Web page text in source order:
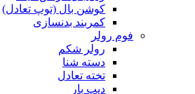
کوشن بال (توپ تعادل)
کمربند بدنسازی
فوم رولر
رولر شکم
دسته شنا
تخته تعادل
دیپ بار